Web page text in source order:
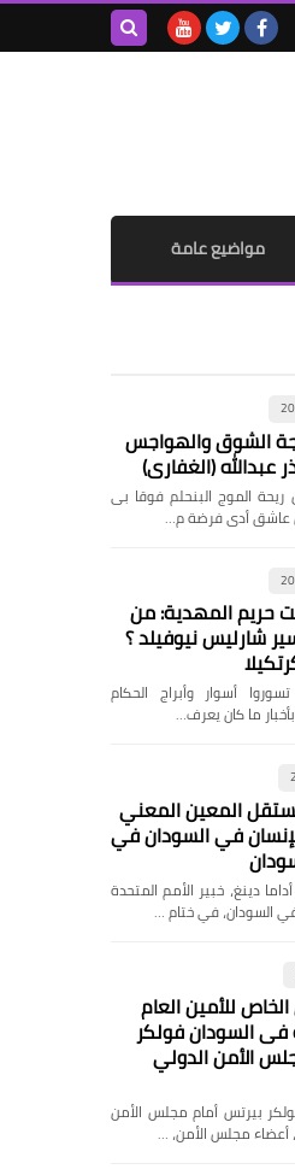
مواضيع عامة
الشوق والهواجس
عبدالله (الغفاري)
الموج البنحلم فوقا بى
عاشق أدى فرضة م…
حريم المهدية: من
شارليس نيوفيلد ؟
أسوار وأبراج الحكام
ما كان يعرف…
المعين المعني
في السودان في
دينغ، خبير الأمم المتحدة
السودان، في ختام …
للأمين العام
فى السودان فولكر
الأمن الدولي
بيرتس أمام مجلس الأمن